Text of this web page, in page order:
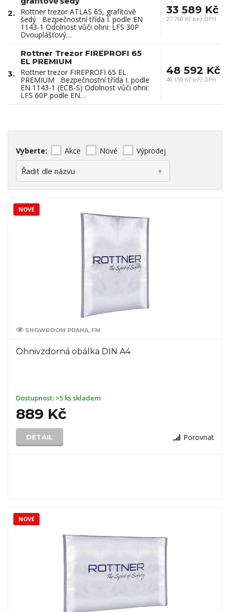
2.
Rottner trezor ATLAS 65, grafitově
šedý Bezpečnostní třída I. podle EN
1143-1 Odolnost vůči ohni: LFS 30P
Dvouplášťový…
33 589 Kč
27 760 Kč bez DPH
3.
Rottner Trezor FIREPROFI 65
EL PREMIUM
Rottner trezor FIREPROFI 65 EL
PREMIUM Bezpečnostní třída I. podle
EN 1143-1 (ECB-S) Odolnost vůči ohni:
LFS 60P podle EN…
48 592 Kč
40 159 Kč bez DPH
Vyberte: Akce Nové Výprodej
SHOWROOM PRAHA, FM
Ohnivzdorná obálka DIN A4
Dostupnost: >5 ks skladem
889 Kč
DETAIL Porovnat
NOVÉ
NOVÉ